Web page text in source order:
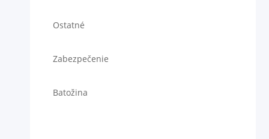
Ostatné
Zabezpečenie
Batožina